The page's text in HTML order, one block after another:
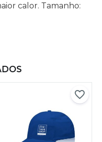
calor. Tamanho: